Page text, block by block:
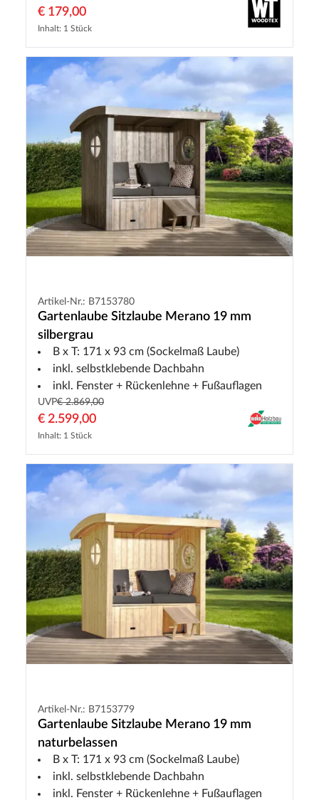
€ 179,00
Inhalt: 1 Stück
Artikel-Nr.: B7153780
Gartenlaube Sitzlaube Merano 19 mm
silbergrau
B x T: 171 x 93 cm (Sockelmaß Laube)
inkl. selbstklebende Dachbahn
inkl. Fenster + Rückenlehne + Fußauflagen
UVP€ 2.869,00
€ 2.599,00
Inhalt: 1 Stück
Artikel-Nr.: B7153779
Gartenlaube Sitzlaube Merano 19 mm
naturbelassen
B x T: 171 x 93 cm (Sockelmaß Laube)
inkl. selbstklebende Dachbahn
inkl. Fenster + Rückenlehne + Fußauflagen